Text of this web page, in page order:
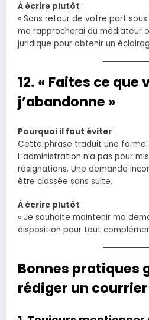
À écrire plutôt :
« Sans retour de votre part
me rapprocherai du médiateur
juridique pour obtenir un
12. « Faites ce que
j’abandonne »
Pourquoi il faut éviter :
Cette phrase traduit une forme
L’administration n’a pas pour
résignations. Une demande
être classée sans suite.
À écrire plutôt :
« Je souhaite maintenir ma
disposition pour tout
Bonnes pratiques
rédiger un